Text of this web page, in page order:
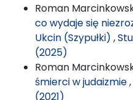
Roman
co wydaje się
Ukcin (Szypułki) ,
(2025)
Roman
śmierci w judaizmie,
(2021)